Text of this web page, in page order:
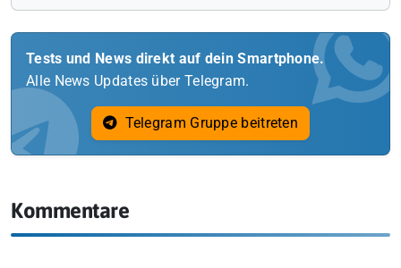
Tests und News direkt auf dein Smartphone.
Alle News Updates über Telegram.
Telegram Gruppe beitreten
Kommentare